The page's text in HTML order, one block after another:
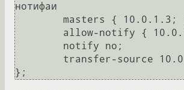
нотифаи